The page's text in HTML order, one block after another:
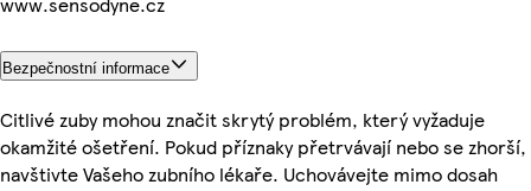
Bezpečnostní informace
Citlivé zuby mohou značit skrytý problém, který vyžaduje
okamžité ošetření. Pokud příznaky přetrvávají nebo se zhorší,
navštivte Vašeho zubního lékaře. Uchovávejte mimo dosah